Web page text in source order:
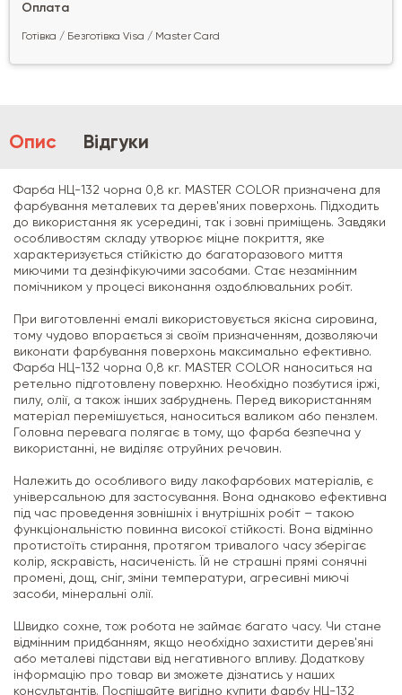
Оплата
Готівка / Безготівка Visa / Master Card
Опис Відгуки
Фарба НЦ-132 чорна 0,8 кг. MASTER COLOR призначена для
фарбування металевих та дерев'яних поверхонь. Підходить
до використання як усередині, так і зовні приміщень. Завдяки
особливостям складу утворює міцне покриття, яке
характеризується стійкістю до багаторазового миття
миючими та дезінфікуючими засобами. Стає незамінним
помічником у процесі виконання оздоблювальних робіт.
При виготовленні емалі використовується якісна сировина,
тому чудово впорається зі своїм призначенням, дозволяючи
виконати фарбування поверхонь максимально ефективно.
Фарба НЦ-132 чорна 0,8 кг. MASTER COLOR наноситься на
ретельно підготовлену поверхню. Необхідно позбутися іржі,
пилу, олії, а також інших забруднень. Перед використанням
матеріал перемішується, наноситься валиком або пензлем.
Головна перевага полягає в тому, що фарба безпечна у
використанні, не виділяє отруйних речовин.
Належить до особливого виду лакофарбових матеріалів, є
універсальною для застосування. Вона однаково ефективна
під час проведення зовнішніх і внутрішніх робіт – такою
функціональністю повинна високої стійкості. Вона відмінно
протистоїть стирання, протягом тривалого часу зберігає
колір, яскравість, насиченість. Їй не страшні прямі сонячні
промені, дощ, сніг, зміни температури, агресивні миючі
засоби, мінеральні олії.
Швидко сохне, тож робота не займає багато часу. Чи стане
відмінним придбанням, якщо необхідно захистити дерев'яні
або металеві підстави від негативного впливу. Додаткову
інформацію про товар ви зможете дізнатись у наших
консультантів. Поспішайте вигідно купити фарбу НЦ-132